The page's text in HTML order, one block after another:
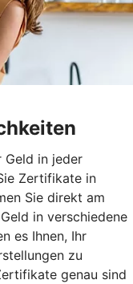
Geld in jeder
Zertifikate in
Sie direkt am
in verschiedene
es Ihnen, Ihr
zu
genau sind